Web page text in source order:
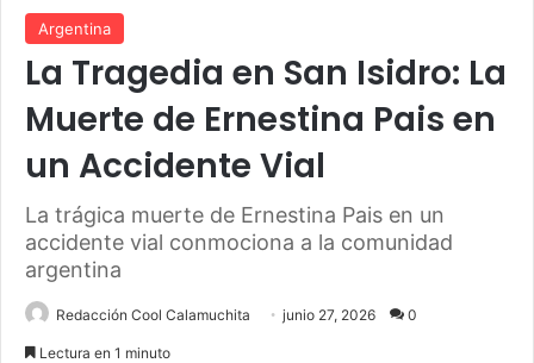
Argentina
La Tragedia en San Isidro: La
Muerte de Ernestina Pais en
un Accidente Vial
La trágica muerte de Ernestina Pais en un
accidente vial conmociona a la comunidad
argentina
Redacción Cool Calamuchita junio 27, 2026 0
Lectura en 1 minuto